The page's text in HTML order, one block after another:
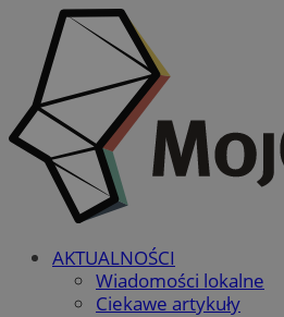
AKTUALNOŚCI
Wiadomości lokalne
Ciekawe artykuły